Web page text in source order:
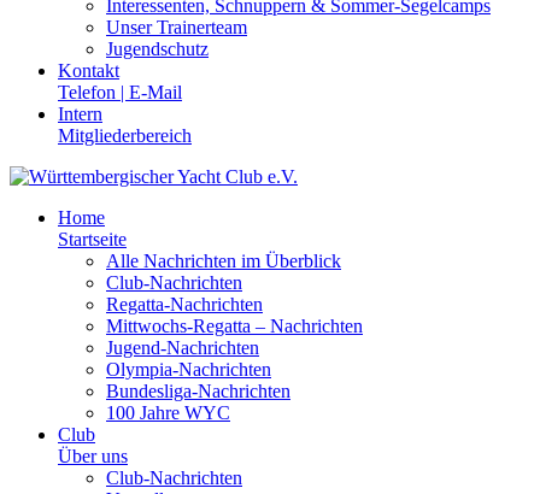
Interessenten, Schnuppern & Sommer-Segelcamps
Unser Trainerteam
Jugendschutz
Kontakt
Telefon | E-Mail
Intern
Mitgliederbereich
Home
Startseite
Alle Nachrichten im Überblick
Club-Nachrichten
Regatta-Nachrichten
Mittwochs-Regatta – Nachrichten
Jugend-Nachrichten
Olympia-Nachrichten
Bundesliga-Nachrichten
100 Jahre WYC
Club
Über uns
Club-Nachrichten